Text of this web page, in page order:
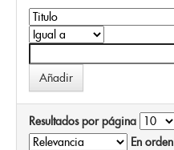
Resultados por página
En orden